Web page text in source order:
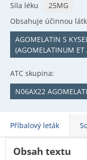
Síla léku
25MG
Obsahuje účinnou
AGOMELATIN S
(AGOMELATINUM
ATC skupina:
N06AX22
Příbalový leták
Obsah textu